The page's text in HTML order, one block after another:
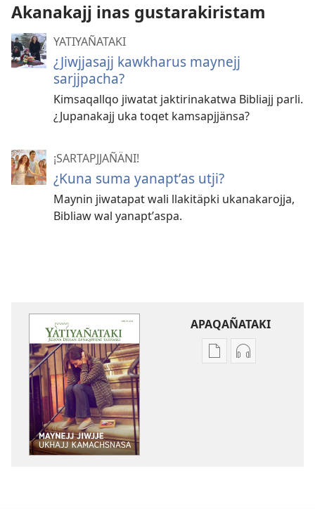
Akanakajj inas gustarakiristam
YATIYAÑATAKI
¿Jiwjjasajj kawkharus maynejj
sarjjpacha?
Kimsaqallqo jiwatat jaktirinakatwa Bibliajj parli.
¿Jupanakajj uka toqet kamsapjjänsa?
¡SARTAPJJAÑÄNI!
¿Kuna suma yanaptʼas utji?
Maynin jiwatapat wali llakitäpki ukanakarojja,
Bibliaw wal yanaptʼaspa.
APAQAÑATAKI
Aka Aka